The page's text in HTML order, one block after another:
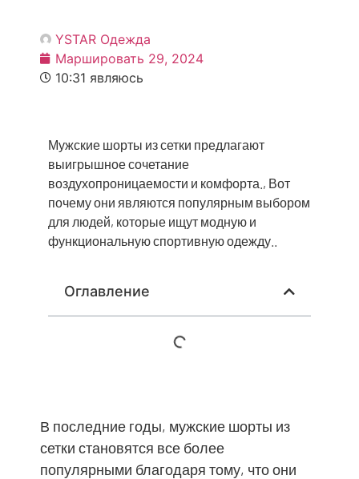
YSTAR Одежда
Маршировать 29, 2024
10:31 являюсь
Мужские шорты из сетки предлагают
выигрышное сочетание
воздухопроницаемости и комфорта., Вот
почему они являются популярным выбором
для людей, которые ищут модную и
функциональную спортивную одежду..
Оглавление
В последние годы, мужские шорты из
сетки становятся все более
популярными благодаря тому, что они